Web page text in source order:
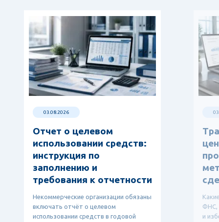
03.08.2026
Отчет о целевом
использовании средств:
инструкция по
заполнению и
требования к отчетности
Некоммерческие организации обязаны
включать отчёт о целевом
использовании средств в годовой
ФНС,
и